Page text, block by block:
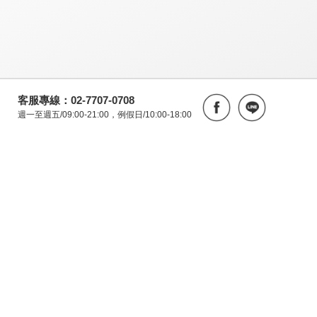
客服專線：02-7707-0708
週一至週五/09:00-21:00，例假日/10:00-18:00